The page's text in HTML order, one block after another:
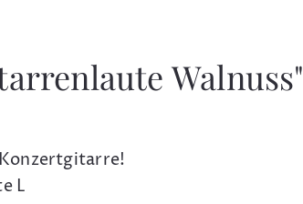
Walnuss"
L